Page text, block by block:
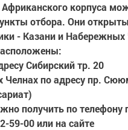
корпуса
отбора. Они
- Казани и Набережных
Сибирский тр. 20
по адресу пр.
получить по телефону
59-00 или на сайте